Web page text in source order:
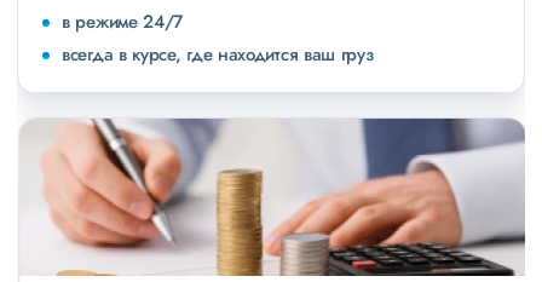
в режиме 24/7
всегда в курсе, где находится ваш груз